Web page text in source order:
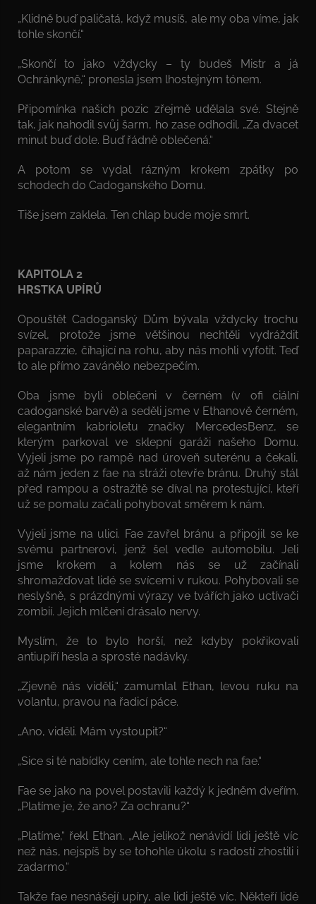
„Klidně buď paličatá, když musíš, ale my oba víme, jak
tohle skončí.“
„Skončí to jako vždycky – ty budeš Mistr a já
Ochránkyně,“ pronesla jsem lhostejným tónem.
Připomínka našich pozic zřejmě udělala své. Stejně
tak, jak nahodil svůj šarm, ho zase odhodil. „Za dvacet
minut buď dole. Buď řádně oblečená.“
A potom se vydal rázným krokem zpátky po
schodech do Cadoganského Domu.
Tiše jsem zaklela. Ten chlap bude moje smrt.
KAPITOLA 2
HRSTKA UPÍRŮ
Opouštět Cadoganský Dům bývala vždycky trochu
svízel, protože jsme většinou nechtěli vydráždit
paparazzie, číhající na rohu, aby nás mohli vyfotit. Teď
to ale přímo zavánělo nebezpečím.
Oba jsme byli oblečeni v černém (v ofi ciální
cadoganské barvě) a seděli jsme v Ethanově černém,
elegantním kabrioletu značky MercedesBenz, se
kterým parkoval ve sklepní garáži našeho Domu.
Vyjeli jsme po rampě nad úroveň suterénu a čekali,
až nám jeden z fae na stráži otevře bránu. Druhý stál
před rampou a ostražitě se díval na protestující, kteří
už se pomalu začali pohybovat směrem k nám.
Vyjeli jsme na ulici. Fae zavřel bránu a připojil se ke
svému partnerovi, jenž šel vedle automobilu. Jeli
jsme krokem a kolem nás se už začínali
shromažďovat lidé se svícemi v rukou. Pohybovali se
neslyšně, s prázdnými výrazy ve tvářích jako uctívači
zombií. Jejich mlčení drásalo nervy.
Myslím, že to bylo horší, než kdyby pokřikovali
antiupíří hesla a sprosté nadávky.
„Zjevně nás viděli,“ zamumlal Ethan, levou ruku na
volantu, pravou na řadicí páce.
„Ano, viděli. Mám vystoupit?“
„Sice si té nabídky cením, ale tohle nech na fae.“
Fae se jako na povel postavili každý k jedněm dveřím.
„Platíme je, že ano? Za ochranu?“
„Platíme,“ řekl Ethan. „Ale jelikož nenávidí lidi ještě víc
než nás, nejspíš by se tohohle úkolu s radostí zhostili i
zadarmo.“
Takže fae nesnášejí upíry, ale lidi ještě víc. Někteří lidé